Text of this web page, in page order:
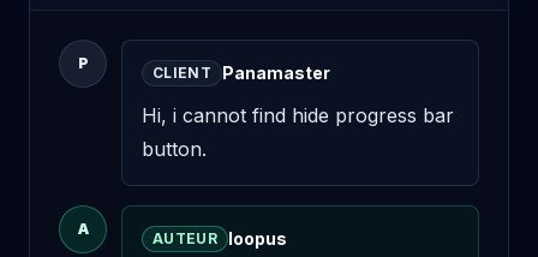
P
CLIENT Panamaster
Hi, i cannot find hide progress bar
button.
A
AUTEUR loopus